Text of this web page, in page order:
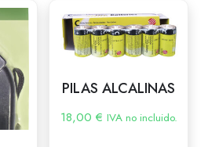
PILAS ALCALINAS
18,00 € IVA no incluido.